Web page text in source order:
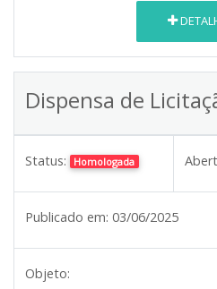
Dispensa de
Status: Homologada
Publicado em: 03/06/2025
Objeto: